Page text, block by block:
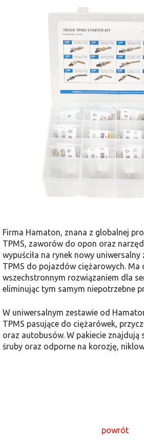
Firma Hamaton, znana z globalnej
TPMS, zaworów do opon oraz
wypuściła na rynek nowy
TPMS do pojazdów ciężarowych. Ma
wszechstronnym rozwiązaniem dla
eliminując tym samym niepotrzebne
W uniwersalnym zestawie od
TPMS pasujące do ciężarówek,
oraz autobusów. W pakiecie znajdują
śruby oraz odporne na korozję,
powrót